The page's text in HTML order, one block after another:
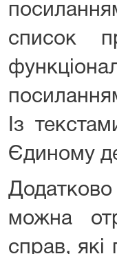
список
Із
Єдиному
можна
справ, які